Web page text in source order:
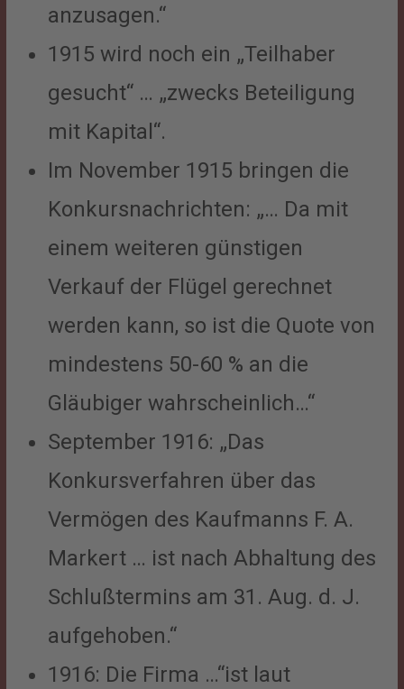
anzusagen.“
1915 wird noch ein „Teilhaber
gesucht“ … „zwecks Beteiligung
mit Kapital“.
Im November 1915 bringen die
Konkursnachrichten: „… Da mit
einem weiteren günstigen
Verkauf der Flügel gerechnet
werden kann, so ist die Quote von
mindestens 50-60 % an die
Gläubiger wahrscheinlich…“
September 1916: „Das
Konkursverfahren über das
Vermögen des Kaufmanns F. A.
Markert … ist nach Abhaltung des
Schlußtermins am 31. Aug. d. J.
aufgehoben.“
1916: Die Firma …“ist laut